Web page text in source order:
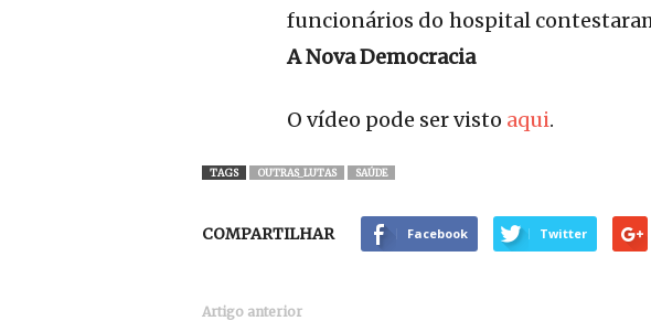
funcionários do hospital
A Nova Democracia
O vídeo pode ser visto aqui.
TAGS OUTRAS_LUTAS SAÚDE
COMPARTILHAR Facebook Twitter
Artigo anterior